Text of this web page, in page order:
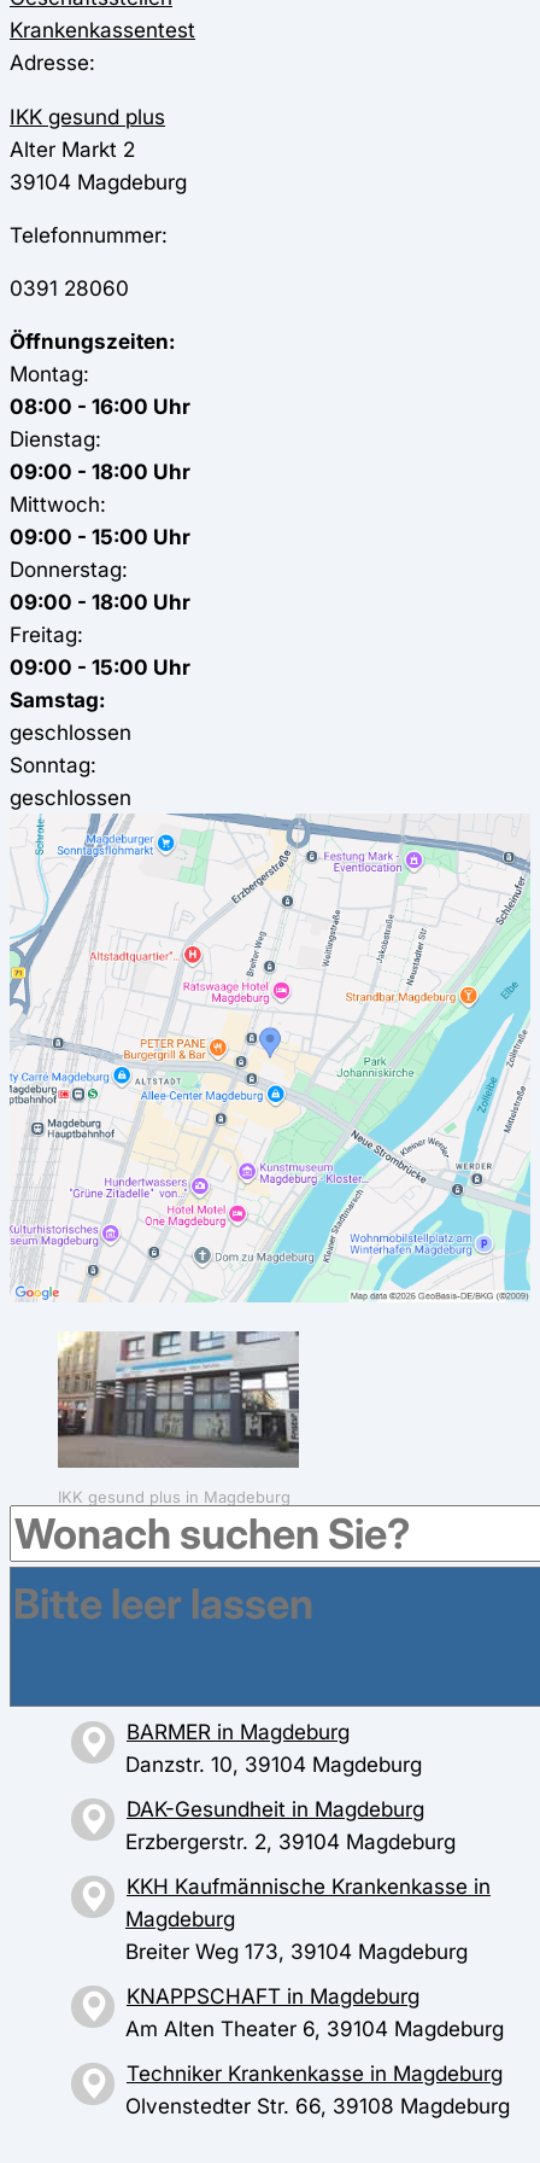
Krankenkassentest
Adresse:
IKK gesund plus
Alter Markt 2
39104 Magdeburg
Telefonnummer:
0391 28060
Öffnungszeiten:
Montag:
08:00 - 16:00 Uhr
Dienstag:
09:00 - 18:00 Uhr
Mittwoch:
09:00 - 15:00 Uhr
Donnerstag:
09:00 - 18:00 Uhr
Freitag:
09:00 - 15:00 Uhr
Samstag:
geschlossen
Sonntag:
geschlossen
IKK gesund plus in Magdeburg
Weitere Krankenkassen haben Geschäftsstellen im
BARMER in Magdeburg
Danzstr. 10, 39104 Magdeburg
DAK-Gesundheit in Magdeburg
Erzbergerstr. 2, 39104 Magdeburg
KKH Kaufmännische Krankenkasse in
Magdeburg
Breiter Weg 173, 39104 Magdeburg
KNAPPSCHAFT in Magdeburg
Am Alten Theater 6, 39104 Magdeburg
Techniker Krankenkasse in Magdeburg
Olvenstedter Str. 66, 39108 Magdeburg